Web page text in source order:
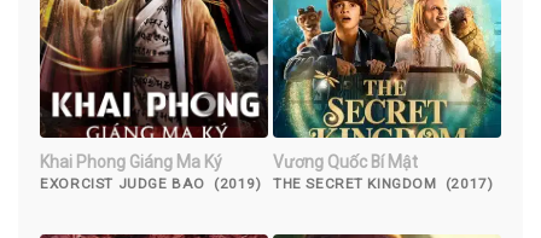
Khai Phong Giáng Ma Ký
EXORCIST JUDGE BAO (2019)
Vương Quốc Bí Mật
THE SECRET KINGDOM (2017)